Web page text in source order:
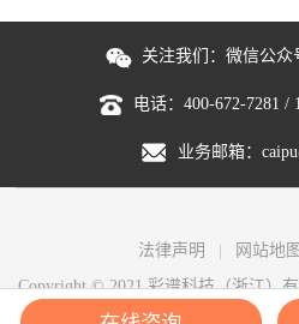
关注我们： 微信公众
电话： 400-672-7281 /
业务邮箱：
法律声明 网站地图
Copyright © 2021 彩谱科技（浙江）
ICP备